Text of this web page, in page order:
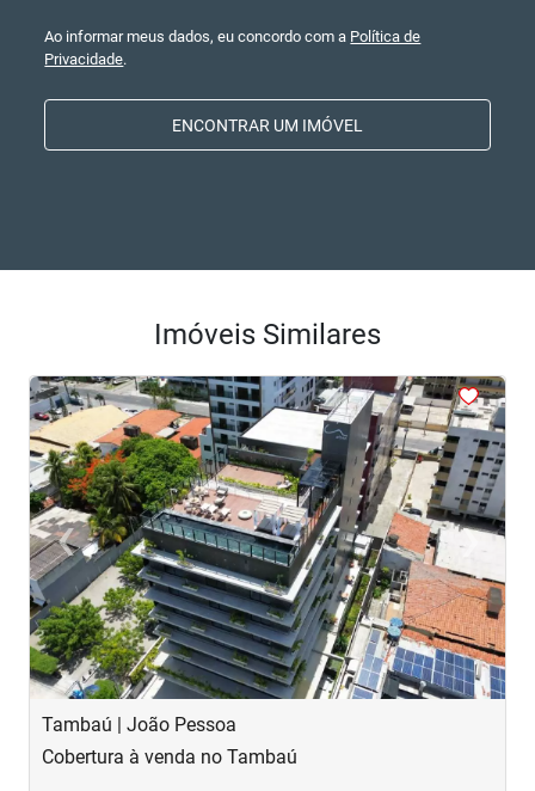
Ao informar meus dados, eu concordo com a Política de
Privacidade.
ENCONTRAR UM IMÓVEL
Imóveis Similares
<<<<
‹Previous ›Next
Tambaú | João Pessoa
Cobertura à venda no Tambaú